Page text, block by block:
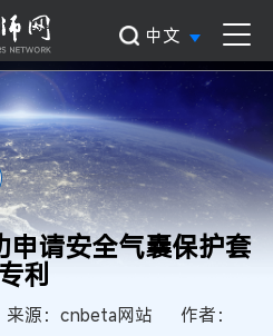
中文
请安全气囊保护套
专利
来源：cnbeta网站 作者：